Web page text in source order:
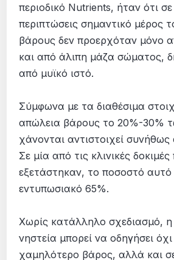
περιοδικό Nutrients, ήταν ότι
περιπτώσεις σημαντικό μέρος
βάρους δεν προερχόταν μόνο
και από άλιπη μάζα σώματος,
από μυϊκό ιστό.
Σύμφωνα με τα διαθέσιμα
απώλεια βάρους το 20%-30%
χάνονται αντιστοιχεί συνήθως
Σε μία από τις κλινικές
εξετάστηκαν, το ποσοστό
εντυπωσιακό 65%.
Χωρίς κατάλληλο σχεδιασμό, η
νηστεία μπορεί να οδηγήσει
χαμηλότερο βάρος, αλλά και